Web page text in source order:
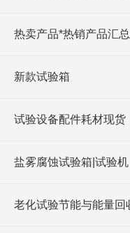
热卖产品*热销产品汇总
新款试验箱
试验设备配件耗材现货
盐雾腐蚀试验箱|试验机
老化试验节能与能量回